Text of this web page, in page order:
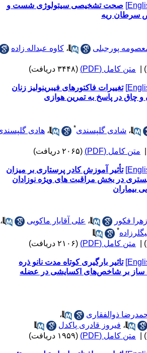
صحت تشخیصی سیتولوژی شست و
ریه
پورجبلی ،کاوه عبداله زاده
متن کامل (PDF) (۳۴۴۸ دریافت)
تغییرات فاکتورهای فیبرینولیز زنان
در پاسخ به تمرین هوازی
،شادی گلپسندی ،هادی گلپسندی
متن کامل (PDF) (۲۰۶۵ دریافت)
تأثیر آموزش کادر پرستاری بر میزان
در بخش مراقبت های ویژه نوزادان
فکور ،علی آقایار ماکویی
،
متن کامل (PDF) (۲۱۰۶ دریافت)
تاثیر بارگیری کوتاه مدت نانو ذره
ساز بر شاخص‌های اکسایشی در عضله
ذوالفقاری
،
،فیروز قادری پاکدل
متن کامل (PDF) (۱۹۵۹ دریافت)